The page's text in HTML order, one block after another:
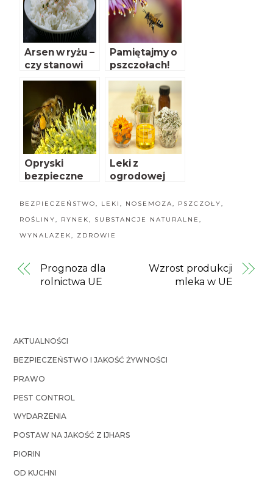
a
Eksporterów
Polskich
Arsen w ryżu –
czy stanowi
zagrożenie
Pamiętajmy o
pszczołach!
Opryski
bezpieczne
Leki z
ogrodowej
BEZPIECZEŃSTWO, LEKI, NOSEMOZA, PSZCZOŁY,
ROŚLINY, RYNEK, SUBSTANCJE NATURALNE,
WYNALAZEK, ZDROWIE
Prognoza dla
rolnictwa UE
Wzrost produkcji
mleka w UE
AKTUALNOŚCI
BEZPIECZEŃSTWO I JAKOŚĆ ŻYWNOŚCI
PRAWO
PEST CONTROL
WYDARZENIA
POSTAW NA JAKOŚĆ Z IJHARS
PIORIN
OD KUCHNI